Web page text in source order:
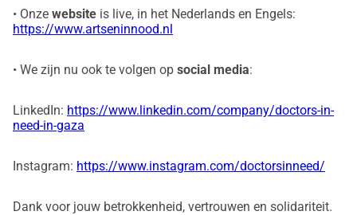
• Onze website is live, in het Nederlands en Engels:
https://www.artseninnood.nl
• We zijn nu ook te volgen op social media:
LinkedIn: https://www.linkedin.com/company/doctors-in-
need-in-gaza
Instagram: https://www.instagram.com/doctorsinneed/
Dank voor jouw betrokkenheid, vertrouwen en solidariteit.